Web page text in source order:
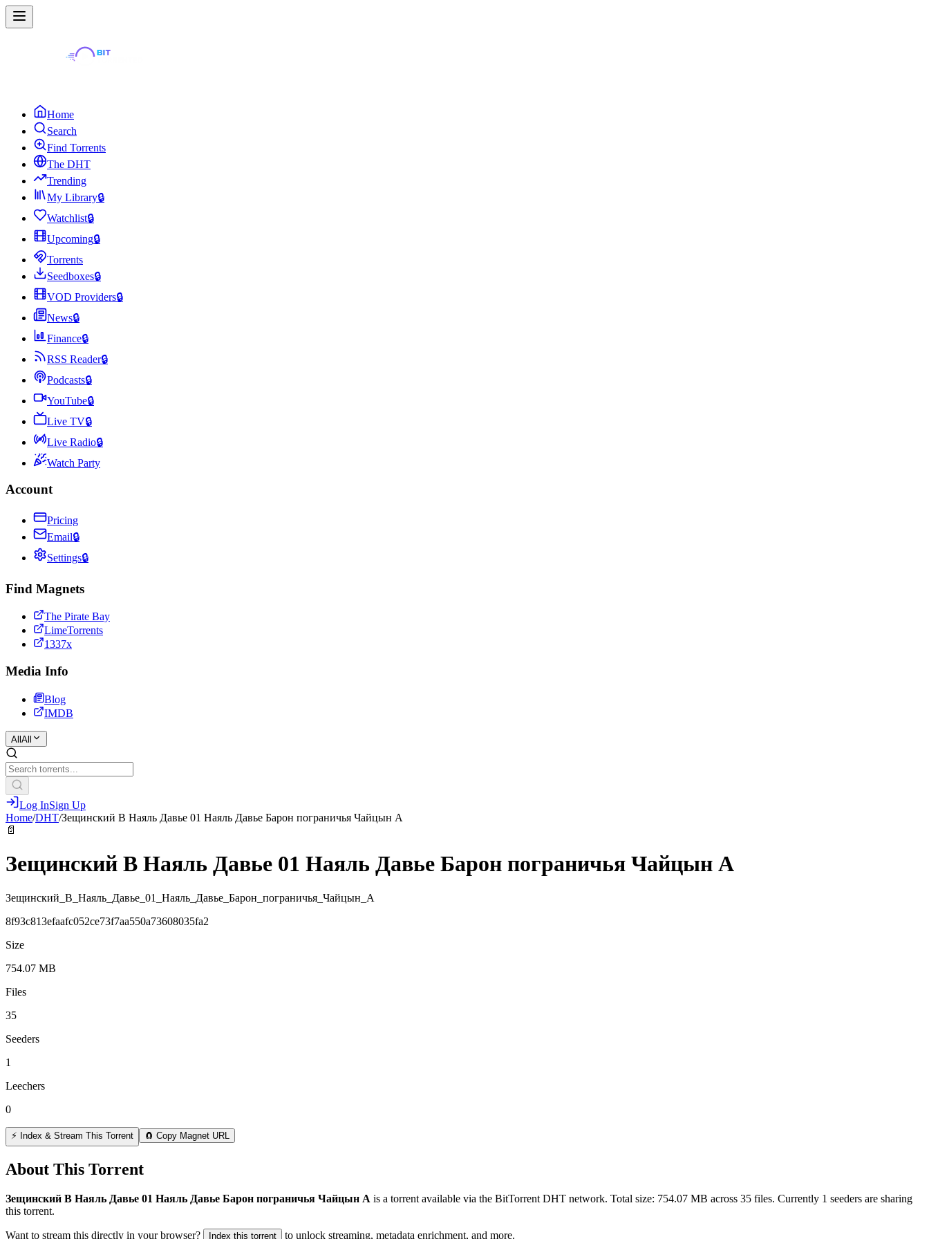
Home
Search
Find Torrents
The DHT
Trending
My Library🔒
Watchlist🔒
Upcoming🔒
Torrents
Seedboxes🔒
VOD Providers🔒
News🔒
Finance🔒
RSS Reader🔒
Podcasts🔒
YouTube🔒
Live TV🔒
Live Radio🔒
Watch Party
Account
Pricing
Email🔒
Settings🔒
Find Magnets
The Pirate Bay
LimeTorrents
1337x
Media Info
Blog
IMDB
All All
Log InSign Up
Home/DHT/Зещинский В Наяль Давье 01 Наяль Давье Барон пограничья Чайцын А
📄
Зещинский В Наяль Давье 01 Наяль Давье Барон пограничья Чайцын А
Зещинский_В_Наяль_Давье_01_Наяль_Давье_Барон_пограничья_Чайцын_А
8f93c813efaafc052ce73f7aa550a73608035fa2
Size
754.07 MB
Files
35
Seeders
1
Leechers
0
⚡ Index & Stream This Torrent 🧲 Copy Magnet URL
About This Torrent
Зещинский В Наяль Давье 01 Наяль Давье Барон пограничья Чайцын А is a torrent available via the BitTorrent DHT network. Total size: 754.07 MB across 35 files. Currently 1 seeders are sharing
this torrent.
Want to stream this directly in your browser? Index this torrent to unlock streaming, metadata enrichment, and more.